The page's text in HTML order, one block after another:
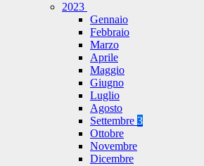
2023
Gennaio
Febbraio
Marzo
Aprile
Maggio
Giugno
Luglio
Agosto
Settembre 3
Ottobre
Novembre
Dicembre